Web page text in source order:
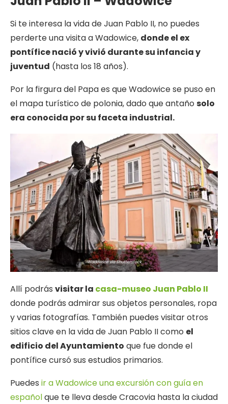
Si te interesa la vida de Juan Pablo II, no puedes
perderte una visita a Wadowice, donde el ex
pontífice nació y vivió durante su infancia y
juventud (hasta los 18 años).
Por la firgura del Papa es que Wadowice se puso en
el mapa turístico de polonia, dado que antaño solo
era conocida por su faceta industrial.
Wadowice via Shutterstock
Allí podrás visitar la casa-museo Juan Pablo II
donde podrás admirar sus objetos personales, ropa
y varias fotografías. También puedes visitar otros
sitios clave en la vida de Juan Pablo II como el
edificio del Ayuntamiento que fue donde el
pontífice cursó sus estudios primarios.
Puedes ir a Wadowice una excursión con guía en
españolque te lleva desde Cracovia hasta la ciudad